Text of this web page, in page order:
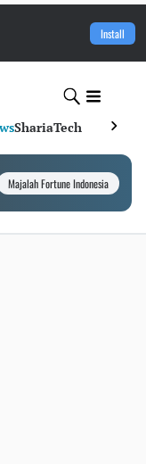
Install
ShariaTech
Majalah Fortune Indonesia